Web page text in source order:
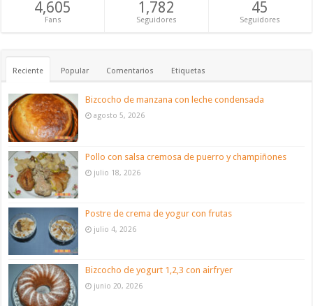
4,605
Fans
1,782
Seguidores
45
Seguidores
Reciente Popular Comentarios Etiquetas
Bizcocho de manzana con leche condensada
agosto 5, 2026
Pollo con salsa cremosa de puerro y champiñones
julio 18, 2026
Postre de crema de yogur con frutas
julio 4, 2026
Bizcocho de yogurt 1,2,3 con airfryer
junio 20, 2026